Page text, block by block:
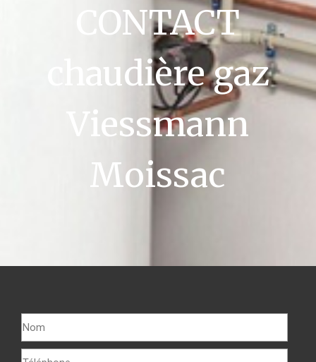
CONTACT
chaudière gaz
Viessmann
Moissac